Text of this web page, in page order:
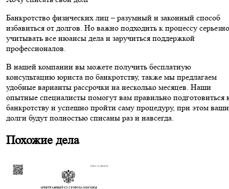
Банкротство физических лиц – разумный и законный способ
избавиться от долгов. Но важно подходить к процессу
учитывать все нюансы дела и заручиться поддержкой
профессионалов.
В нашей компании вы можете получить бесплатную
консультацию юриста по банкротству, также мы предлагаем
удобные варианты рассрочки на несколько месяцев. Наши
опытные специалисты помогут вам правильно подготовиться
банкротству и успешно пройти саму процедуру, при этом ваши
долги будут полностью списаны раз и навсегда.
Похожие дела